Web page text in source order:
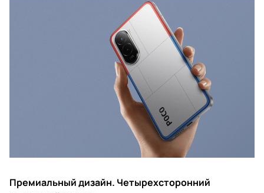
Премиальный дизайн. Четырехсторонний